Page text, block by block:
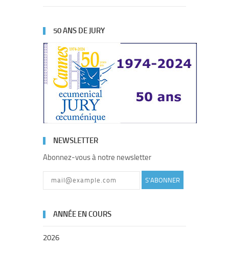
50 ANS DE JURY
NEWSLETTER
Abonnez-vous à notre newsletter
S'ABONNER
ANNÉE EN COURS
2026